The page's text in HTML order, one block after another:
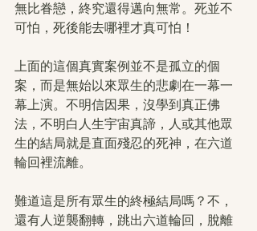
無比眷戀，終究還得邁向無常。死並不
可怕，死後能去哪裡才真可怕！
上面的這個真實案例並不是孤立的個
案，而是無始以來眾生的悲劇在一幕一
幕上演。不明信因果，沒學到真正佛
法，不明白人生宇宙真諦，人或其他眾
生的結局就是直面殘忍的死神，在六道
輪回裡流離。
難道這是所有眾生的終極結局嗎？不，
還有人逆襲翻轉，跳出六道輪回，脫離